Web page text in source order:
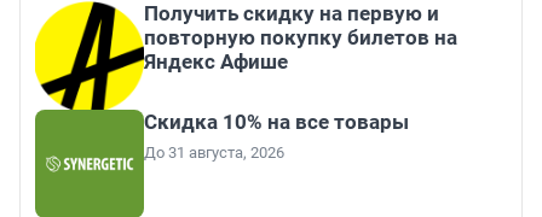
Получить скидку на первую и
повторную покупку билетов на
Яндекс Афише
Скидка 10% на все товары
До 31 августа, 2026